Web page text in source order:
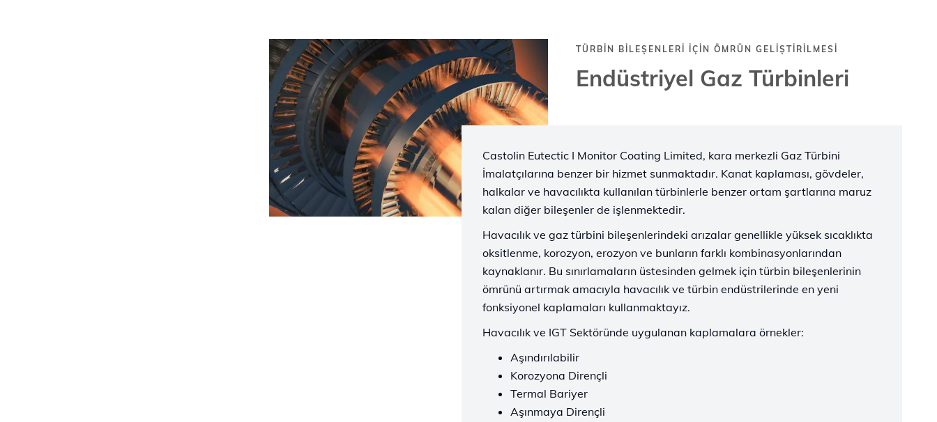
TÜRBIN BILEŞENLERI IÇIN ÖMRÜN GELIŞTIRILMESI
Endüstriyel Gaz Türbinleri
Castolin Eutectic I Monitor Coating Limited, kara merkezli Gaz Türbini
İmalatçılarına benzer bir hizmet sunmaktadır. Kanat kaplaması, gövdeler,
halkalar ve havacılıkta kullanılan türbinlerle benzer ortam şartlarına maruz
kalan diğer bileşenler de işlenmektedir.
Havacılık ve gaz türbini bileşenlerindeki arızalar genellikle yüksek sıcaklıkta
oksitlenme, korozyon, erozyon ve bunların farklı kombinasyonlarından
kaynaklanır. Bu sınırlamaların üstesinden gelmek için türbin bileşenlerinin
ömrünü artırmak amacıyla havacılık ve türbin endüstrilerinde en yeni
fonksiyonel kaplamaları kullanmaktayız.
Havacılık ve IGT Sektöründe uygulanan kaplamalara örnekler:
Aşındırılabilir
Korozyona Dirençli
Termal Bariyer
Aşınmaya Dirençli